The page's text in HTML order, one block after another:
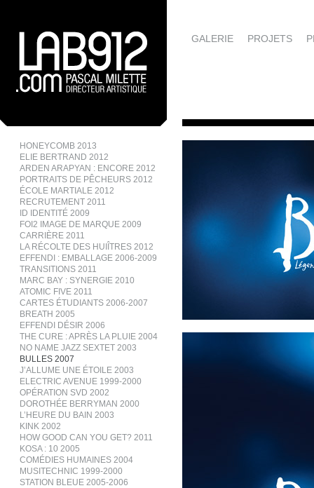
HONEYCOMB 2013
ELIE BERTRAND 2012
ARDEN ARAPYAN : ENCORE 2012
PORTRAITS DE PÊCHEURS 2012
ÉCOLE MARTIALE 2012
RECRUTEMENT 2011
ID IDENTITÉ 2009
FOI2 IMAGE DE MARQUE 2009
CARRIÈRE 2011
LA RÉCOLTE DES HUIÎTRES 2012
EFFENDI : EMBALLAGE 2006-2009
TRANSITIONS 2011
MARC BAY : SYNERGIE 2010
ATOMIC FIVE 2011
CARTES ÉTUDIANTS 2006-2007
BREATH 2005
EFFENDI DÉSIR 2006
THE CURE : APRÈS LA PLUIE 2004
NO NAME JAZZ SEXTET 2003
BULLES 2007
J’ALLUME UNE ÉTOILE 2003
ELECTRIC AVENUE 1999-2000
OPÉRATION SVD 2002
DOROTHÉE BERRYMAN 2000
L’HEURE DU BAIN 2003
KINK 2002
HOW GOOD CAN YOU GET? 2011
KOSA : 10 2005
COMÉDIES HUMAINES 2004
MUSITECHNIC 1999-2000
STATION BLEUE 2005-2006
GALERIE PROJETS